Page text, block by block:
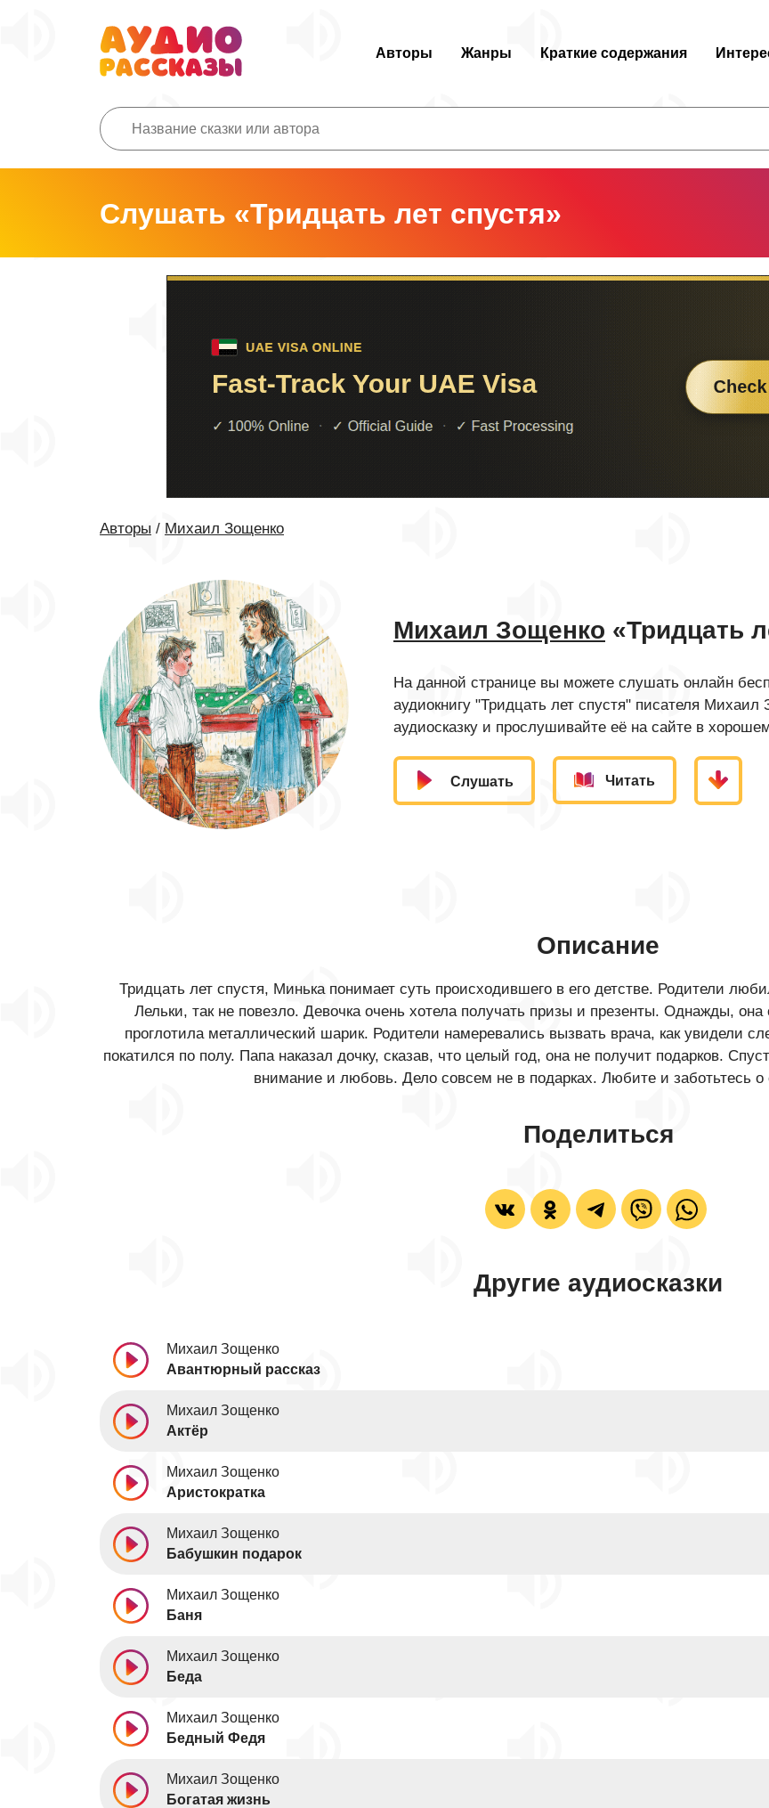
Авторы Жанры Краткие содержания
Слушать «Тридцать лет спустя»
Авторы / Михаил Зощенко
Михаил Зощенко «Тридцать
На данной странице вы можете слушать онлайн
аудиокнигу "Тридцать лет спустя" писателя
аудиосказку и прослушивайте её на сайте в
Слушать Читать
Описание
Тридцать лет спустя, Минька понимает суть происходившего в его детстве. Родители
Лельки, так не повезло. Девочка очень хотела получать призы и презенты. Однажды,
проглотила металлический шарик. Родители намеревались вызвать врача, как увидели
покатился по полу. Папа наказал дочку, сказав, что целый год, она не получит подарков.
внимание и любовь. Дело совсем не в подарках. Любите и заботьтесь
Поделиться
Другие аудиосказки
Михаил Зощенко
Авантюрный рассказ
Михаил Зощенко
Актёр
Михаил Зощенко
Аристократка
Михаил Зощенко
Бабушкин подарок
Михаил Зощенко
Баня
Михаил Зощенко
Беда
Михаил Зощенко
Бедный Федя
Михаил Зощенко
Богатая жизнь